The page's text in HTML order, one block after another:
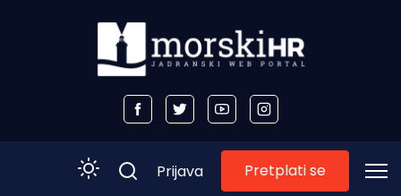
Prijava Pretplati se